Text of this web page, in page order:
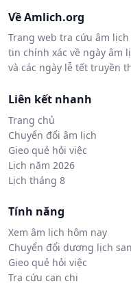
Về Amlich.org
Trang web tra cứu âm
tin chính xác về ngày âm
và các ngày lễ tết truyền
Liên kết nhanh
Trang chủ
Chuyển đổi âm lịch
Gieo quẻ hỏi việc
Lịch năm 2026
Lịch tháng 8
Tính năng
Xem âm lịch hôm nay
Chuyển đổi dương lịch
Gieo quẻ hỏi việc
Tra cứu can chi